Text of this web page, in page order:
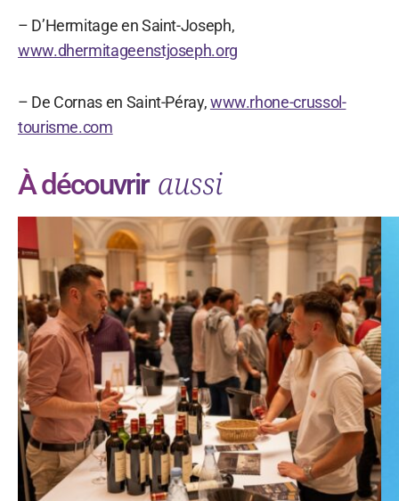
– D’Hermitage en Saint-Joseph,
www.dhermitageenstjoseph.org
– De Cornas en Saint-Péray,www.rhone-crussol-
tourisme.com
À découvrir aussi